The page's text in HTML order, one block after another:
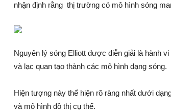
nhận định rằng thị trường có mô hình sóng
Nguyên lý sóng Elliott được diễn giải là hành
và lạc quan tạo thành các mô hình dạng sóng.
Hiện tượng này thể hiện rõ ràng nhất dưới
và mô hình đồ thị cụ thể.